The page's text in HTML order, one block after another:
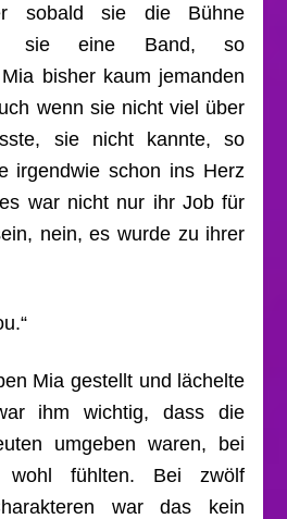
sobald sie die Bühne
sie eine Band, so
bisher kaum jemanden
wenn sie nicht viel über
sie nicht kannte, so
irgendwie schon ins Herz
war nicht nur ihr Job für
nein, es wurde zu ihrer
Mia gestellt und lächelte
ihm wichtig, dass die
umgeben waren, bei
fühlten. Bei zwölf
war das kein